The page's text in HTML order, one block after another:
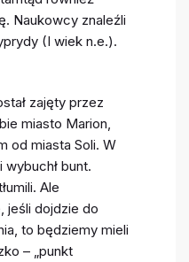
Naukowcy znaleźli
(I wiek n.e.).
zajęty przez
miasto Marion,
od miasta Soli. W
bunt.
Ale
jeśli dojdzie do
to będziemy mieli
– „punkt